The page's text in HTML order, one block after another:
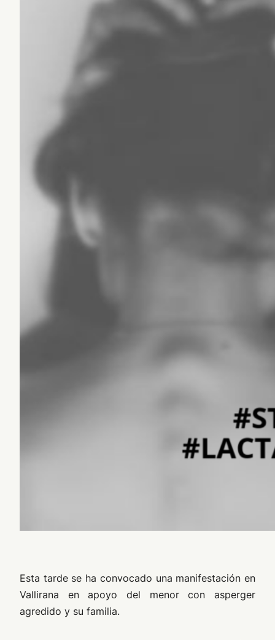
Esta tarde se ha convocado una manifestación en
Vallirana en apoyo del menor con asperger
agredido y su familia.